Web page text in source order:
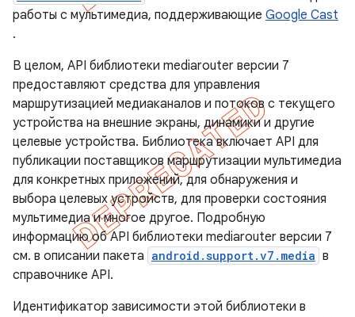
работы с мультимедиа, поддерживающие Google Cast
.
В целом, API библиотеки mediarouter версии 7
предоставляют средства для управления
маршрутизацией медиаканалов и потоков с текущего
устройства на внешние экраны, динамики и другие
целевые устройства. Библиотека включает API для
публикации поставщиков маршрутизации мультимедиа
для конкретных приложений, для обнаружения и
выбора целевых устройств, для проверки состояния
мультимедиа и многое другое. Подробную
информацию об API библиотеки mediarouter версии 7
см. в описании пакета android.support.v7.media в
справочнике API.
Идентификатор зависимости этой библиотеки в